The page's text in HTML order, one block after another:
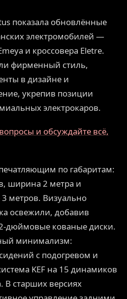
показала обновлённые
электромобилей —
и кроссовера Eletre.
фирменный стиль,
в дизайне и
укрепив позиции
электрокаров.
и обсуждайте всё,
по габаритам:
ширина 2 метра и
метров. Визуально
освежили, добавив
дюймовые кованые диски.
минимализм:
с подогревом и
KEF на 15 динамиков
старших версиях